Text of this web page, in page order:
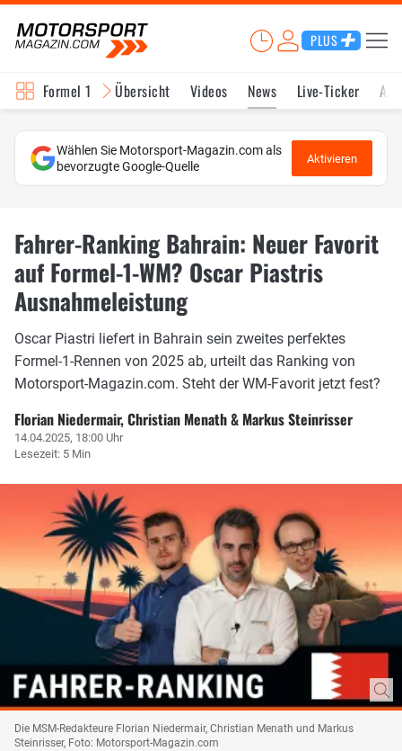
PLUS
Formel 1 Übersicht Videos News Live-Ticker
Wählen Sie Motorsport-Magazin.com als
bevorzugte Google-Quelle
Aktivieren
Fahrer-Ranking Bahrain: Neuer Favorit
auf Formel-1-WM? Oscar Piastris
Ausnahmeleistung
Oscar Piastri liefert in Bahrain sein zweites perfektes
Formel-1-Rennen von 2025 ab, urteilt das Ranking von
Motorsport-Magazin.com. Steht der WM-Favorit jetzt fest?
Florian Niedermair, Christian Menath & Markus Steinrisser
14.04.2025, 18:00 Uhr
Lesezeit: 5 Min
Die MSM-Redakteure Florian Niedermair, Christian Menath und Markus
Steinrisser, Foto: Motorsport-Magazin.com